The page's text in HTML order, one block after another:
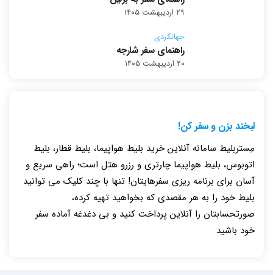
۲۹ اردیبهشت ۱۴۰۵
جهانگردی
راهنمای سفر شارجه
۲۰ اردیبهشت ۱۴۰۵
لبخند بزن و سفر کن!
مِستربلیط سامانه آنلاین خرید بلیط هواپیما، بلیط قطار، بلیط
اتوبوس، بلیط هواپیما چارتری و رزرو هتل است؛ راهی سریع و
آسان برای برنامه ریزی سفرهایتان! تنها با چند کلیک می توانید
بلیط خود را به هر مقصدی که بخواهید تهیه کرده،
صورتحسابتان را آنلاین پرداخت کنید و بی دغدغه آماده سفر
خود باشید